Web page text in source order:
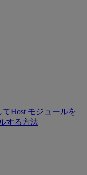
てHost モジュールを
する方法